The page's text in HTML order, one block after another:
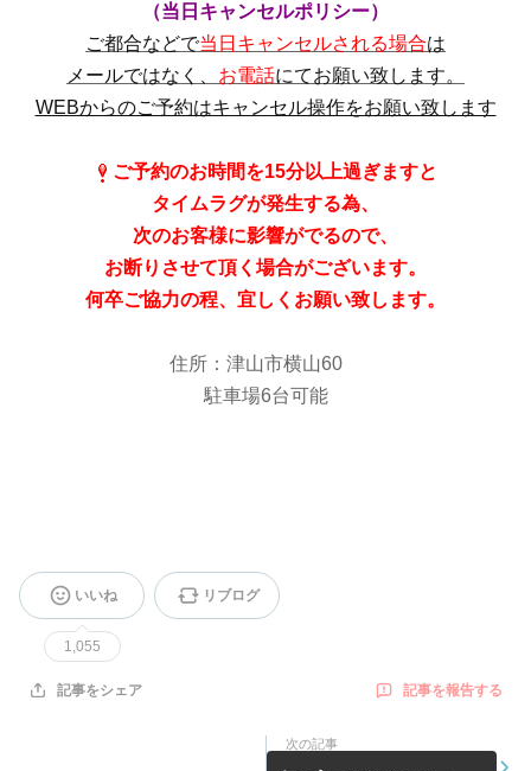
（当日キャンセルポリシー）
ご都合などで当日キャンセルされる場合は
メールではなく、 お電話にてお願い致します。
WEBからのご予約はキャンセル操作をお願い致します
ご予約のお時間を15分以上過ぎますと
タイムラグが発生する為、
次のお客様に影響がでるので、
お断りさせて頂く場合がございます。
何卒ご協力の程、宜しくお願い致します。
住所：津山市横山60
駐車場6台可能
いいね
1,055
リブログ
記事をシェア 記事を報告する
次の記事
バレンタインキャンペーン❤️